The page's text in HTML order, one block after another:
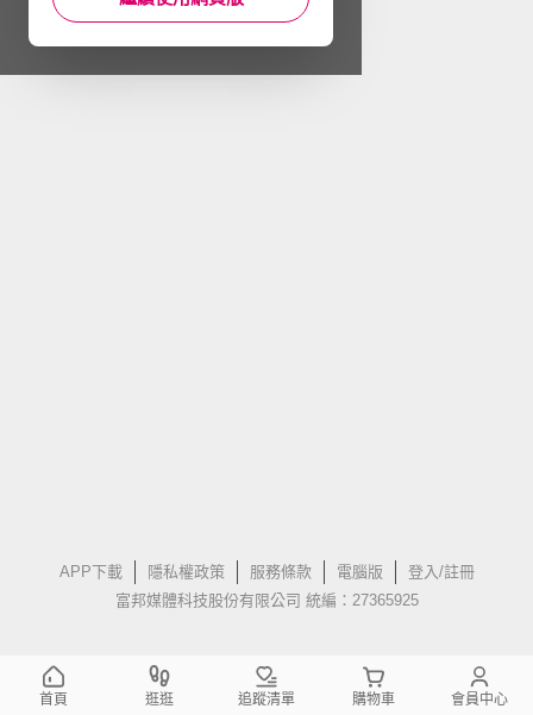
APP下載 隱私權政策 服務條款 電腦版
登入/註冊
富邦媒體科技股份有限公司 統編：27365925
首頁 逛逛 追蹤清單 購物車 會員中心